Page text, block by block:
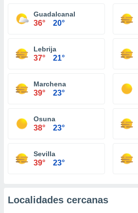
Guadalcanal
36° 20°
Lebrija
37° 21°
Marchena
39° 23°
Osuna
38° 23°
Sevilla
39° 23°
Localidades cercanas